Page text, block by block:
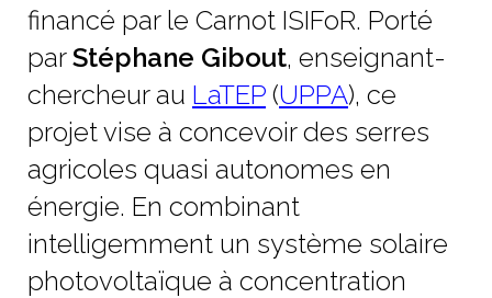
financé par le Carnot ISIFoR. Porté
parStéphane Gibout, enseignant-
chercheur au LaTEP (UPPA), ce
projet vise à concevoir des serres
agricoles quasi autonomes en
énergie. En combinant
intelligemment un système solaire
photovoltaïque à concentration